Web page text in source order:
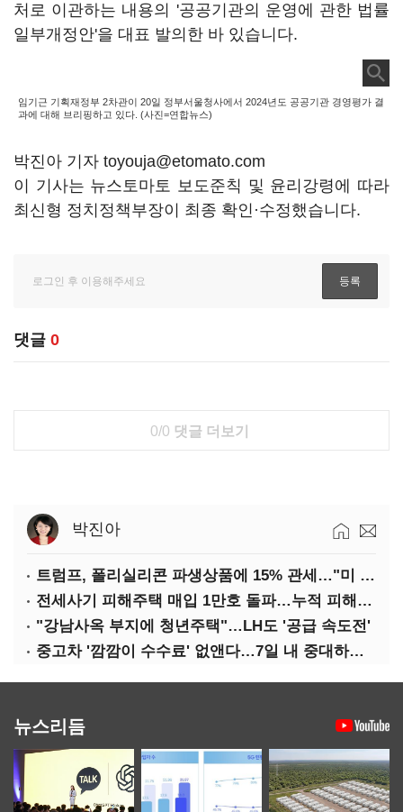
처로 이관하는 내용의 '공공기관의 운영에 관한 법률
일부개정안'을 대표 발의한 바 있습니다.
임기근 기획재정부 2차관이 20일 정부서울청사에서 2024년도 공공기관 경영평가 결
과에 대해 브리핑하고 있다. (사진=연합뉴스)
박진아 기자 toyouja@etomato.com
이 기사는 뉴스토마토 보도준칙 및 윤리강령에 따라
최신형 정치정책부장이 최종 확인·수정했습니다.
댓글 0
0/0 댓글 더보기
박진아
트럼프, 폴리실리콘 파생상품에 15% 관세…"미 산업 재건"
전세사기 피해주택 매입 1만호 돌파…누적 피해자 4만278명
"강남사옥 부지에 청년주택"…LH도 '공급 속도전'
중고차 '깜깜이 수수료' 없앤다…7일 내 중대하자 생기면 환불
뉴스리듬